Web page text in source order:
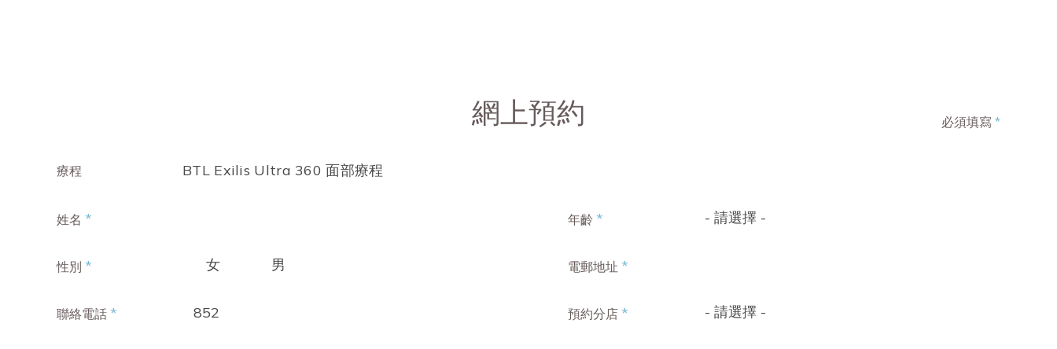
網上預約 必須填寫 *
療程 BTL Exilis Ultra 360 面部療程
姓名 * 年齡 * - 請選擇 -
性別 * 女 男 電郵地址 *
聯絡電話 * 852 預約分店 * - 請選擇 -